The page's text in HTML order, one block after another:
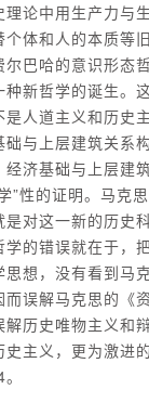
论中用生产力与
个体和人的本质等
巴哈的意识形态
新哲学的诞生。
人道主义和历史
与上层建筑关系
济基础与上层建
”性的证明。马克
对这一新的历史
的错误就在于，
想，没有看到马
误解马克思的《
历史唯物主义和
主义，更为激进